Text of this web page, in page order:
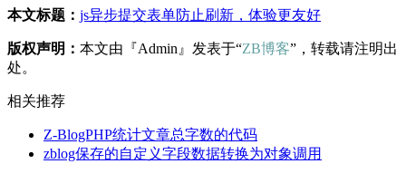
本文标题： js异步提交表单防止刷新，体验更友好
版权声明： 本文由『Admin』发表于“ZB博客”，转载请注明出
处。
相关推荐
Z-BlogPHP统计文章总字数的代码
zblog保存的自定义字段数据转换为对象调用